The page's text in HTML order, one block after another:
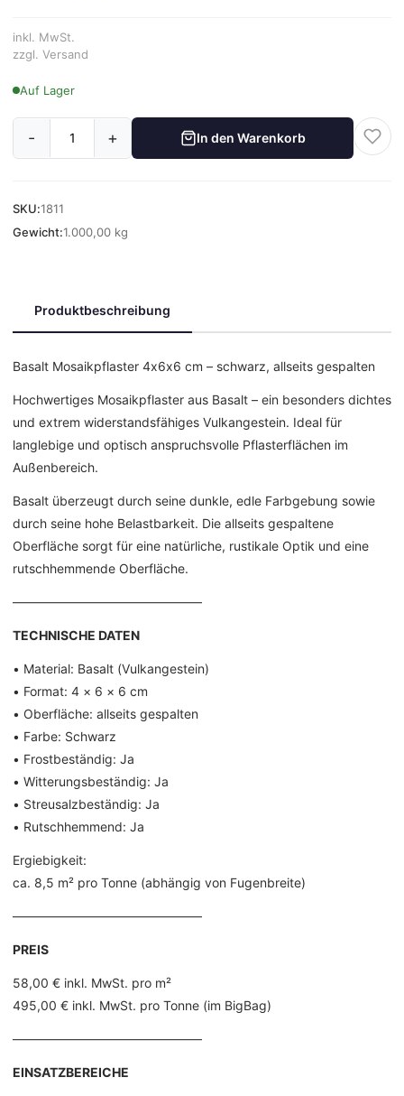
inkl. MwSt.
zzgl. Versand
Auf Lager
- + In den Warenkorb
SKU:1811
Gewicht:1.000,00 kg
Produktbeschreibung
Basalt Mosaikpflaster 4x6x6 cm – schwarz, allseits gespalten
Hochwertiges Mosaikpflaster aus Basalt – ein besonders dichtes
und extrem widerstandsfähiges Vulkangestein. Ideal für
langlebige und optisch anspruchsvolle Pflasterflächen im
Außenbereich.
Basalt überzeugt durch seine dunkle, edle Farbgebung sowie
durch seine hohe Belastbarkeit. Die allseits gespaltene
Oberfläche sorgt für eine natürliche, rustikale Optik und eine
rutschhemmende Oberfläche.
––––––––––––––––––––––––––––––
TECHNISCHE DATEN
• Material: Basalt (Vulkangestein)
• Format: 4 × 6 × 6 cm
• Oberfläche: allseits gespalten
• Farbe: Schwarz
• Frostbeständig: Ja
• Witterungsbeständig: Ja
• Streusalzbeständig: Ja
• Rutschhemmend: Ja
Ergiebigkeit:
ca. 8,5 m² pro Tonne (abhängig von Fugenbreite)
––––––––––––––––––––––––––––––
PREIS
58,00 € inkl. MwSt. pro m²
495,00 € inkl. MwSt. pro Tonne (im BigBag)
––––––––––––––––––––––––––––––
EINSATZBEREICHE